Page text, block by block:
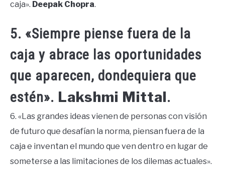
caja». Deepak Chopra.
5. «Siempre piense fuera de la
caja y abrace las oportunidades
que aparecen, dondequiera que
estén». Lakshmi Mittal.
6. «Las grandes ideas vienen de personas con visión
de futuro que desafían la norma, piensan fuera de la
caja e inventan el mundo que ven dentro en lugar de
someterse a las limitaciones de los dilemas actuales».